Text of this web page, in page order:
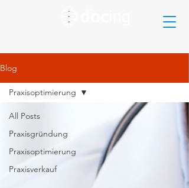
Blog
All Posts
Praxisgründung
Praxisoptimierung
Praxisverkauf
Praxisoptimierung